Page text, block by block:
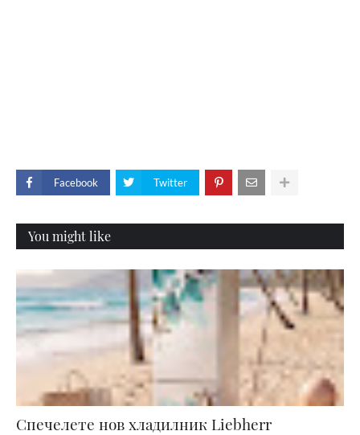
Facebook Twitter
You might like
Спечелете нов хладилник Liebherr